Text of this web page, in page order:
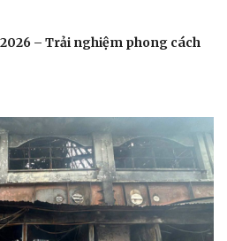
Đời sống
Nhà đẹp
Blog
Tình yêu - Gia đình
– Trải nghiệm phong cách